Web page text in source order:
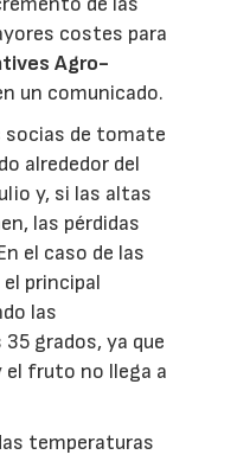
costes para
Agro-
un comunicado.
socias de tomate
alrededor del
y, si las altas
las pérdidas
el caso de las
principal
las
grados, ya que
el fruto no llega a
temperaturas